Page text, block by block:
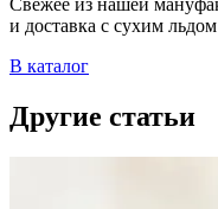
и доставка с сухим
В каталог
Другие статьи